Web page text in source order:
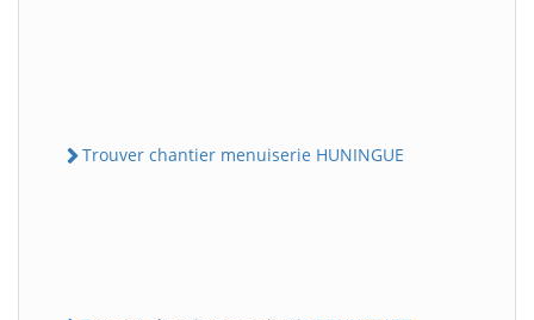
Trouver chantier menuiserie HUNINGUE